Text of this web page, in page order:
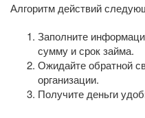
Алгоритм действий
Заполните
сумму и срок займа.
Ожидайте обратной
организации.
Получите деньги